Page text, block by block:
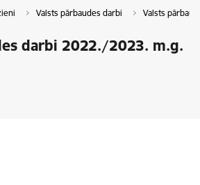
Valsts pārbaudes darbi Valsts
darbi 2022./2023. m.g.